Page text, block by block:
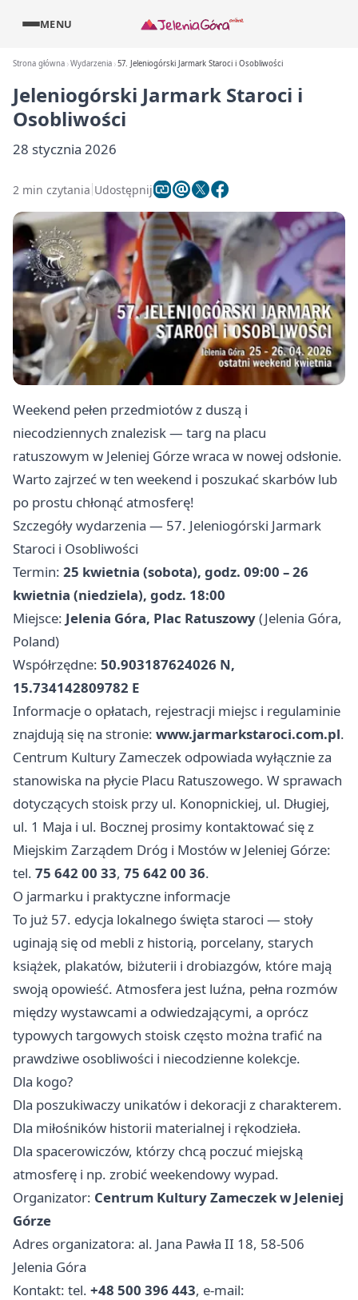
MENU
Strona główna Wydarzenia 57. Jeleniogórski Jarmark Staroci i Osobliwości
Jeleniogórski Jarmark Staroci i
Osobliwości
28 stycznia 2026
2 min czytania Udostępnij
Weekend pełen przedmiotów z duszą i
niecodziennych znalezisk — targ na placu
ratuszowym w Jeleniej Górze wraca w nowej odsłonie.
Warto zajrzeć w ten weekend i poszukać skarbów lub
po prostu chłonąć atmosferę!
Szczegóły wydarzenia — 57. Jeleniogórski Jarmark
Staroci i Osobliwości
Termin: 25 kwietnia (sobota), godz. 09:00 – 26
kwietnia (niedziela), godz. 18:00
Miejsce: Jelenia Góra, Plac Ratuszowy(Jelenia Góra,
Poland)
Współrzędne: 50.903187624026 N,
15.734142809782 E
Informacje o opłatach, rejestracji miejsc i regulaminie
znajdują się na stronie: www.jarmarkstaroci.com.pl.
Centrum Kultury Zameczek odpowiada wyłącznie za
stanowiska na płycie Placu Ratuszowego. W sprawach
dotyczących stoisk przy ul. Konopnickiej, ul. Długiej,
ul. 1 Maja i ul. Bocznej prosimy kontaktować się z
Miejskim Zarządem Dróg i Mostów w Jeleniej Górze:
tel. 75 642 00 33, 75 642 00 36.
O jarmarku i praktyczne informacje
To już 57. edycja lokalnego święta staroci — stoły
uginają się od mebli z historią, porcelany, starych
książek, plakatów, biżuterii i drobiazgów, które mają
swoją opowieść. Atmosfera jest luźna, pełna rozmów
między wystawcami a odwiedzającymi, a oprócz
typowych targowych stoisk często można trafić na
prawdziwe osobliwości i niecodzienne kolekcje.
Dla kogo?
Dla poszukiwaczy unikatów i dekoracji z charakterem.
Dla miłośników historii materialnej i rękodzieła.
Dla spacerowiczów, którzy chcą poczuć miejską
atmosferę i np. zrobić weekendowy wypad.
Organizator: Centrum Kultury Zameczek w Jeleniej
Górze
Adres organizatora: al. Jana Pawła II 18, 58-506
Jelenia Góra
Kontakt: tel. +48 500 396 443, e-mail: